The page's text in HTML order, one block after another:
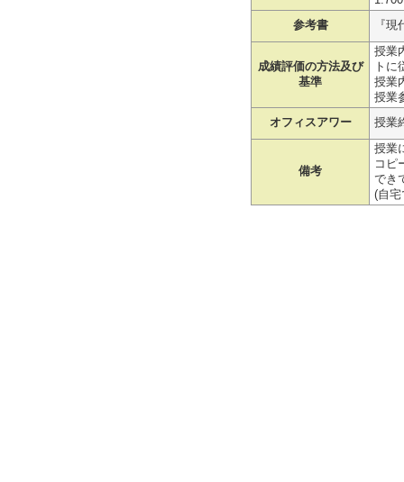
参考書
『
成績評価の方法及び
基準
授業
ト
授業
授業
オフィスアワー
授業
備考
授業
コピ
でき
(自宅